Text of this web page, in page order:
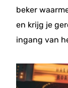
beker
en krijg je
ingang van